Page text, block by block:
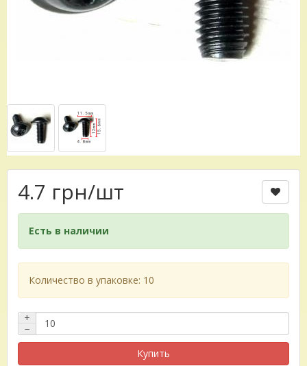
4.7 грн/шт
Есть в наличии
Количество в упаковке: 10
+
−
Купить